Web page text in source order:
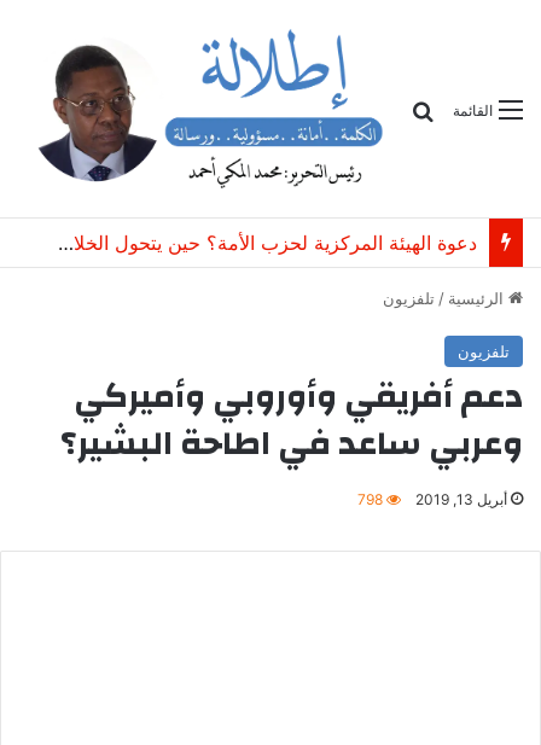
القائمة
دعوة الهيئة المركزية لحزب الأمة؟ حين يتحول الخلاف التنظيمي إلى خطر على وحدة الحزب
الرئيسية /تلفزيون
تلفزيون
دعم أفريقي وأوروبي وأميركي
وعربي ساعد في اطاحة البشير؟
أبريل 13, 2019 798